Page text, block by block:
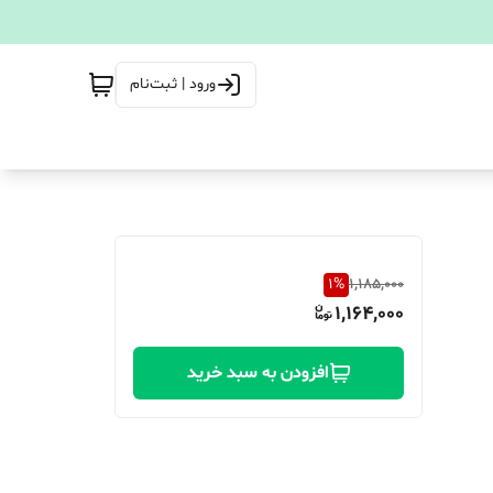
ورود | ثبت‌نام
1,185,000
1%
1,164,000
افزودن به سبد خرید